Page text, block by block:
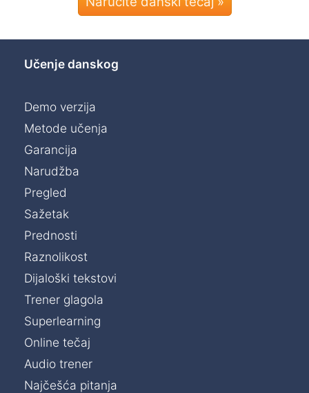
Učenje danskog
Demo verzija
Metode učenja
Garancija
Narudžba
Pregled
Sažetak
Prednosti
Raznolikost
Dijaloški tekstovi
Trener glagola
Superlearning
Online tečaj
Audio trener
Najčešća pitanja